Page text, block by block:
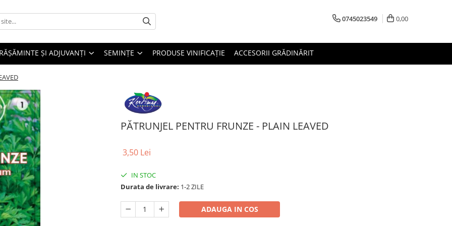
0745023549 0,00
ȘI ADJUVANȚI SEMINȚE PRODUSE VINIFICAȚIE ACCESORII GRĂDINĂRIT
PĂTRUNJEL PENTRU FRUNZE - PLAIN LEAVED
3,50 Lei
IN STOC
Durata de livrare: 1-2 ZILE
ADAUGA IN COS